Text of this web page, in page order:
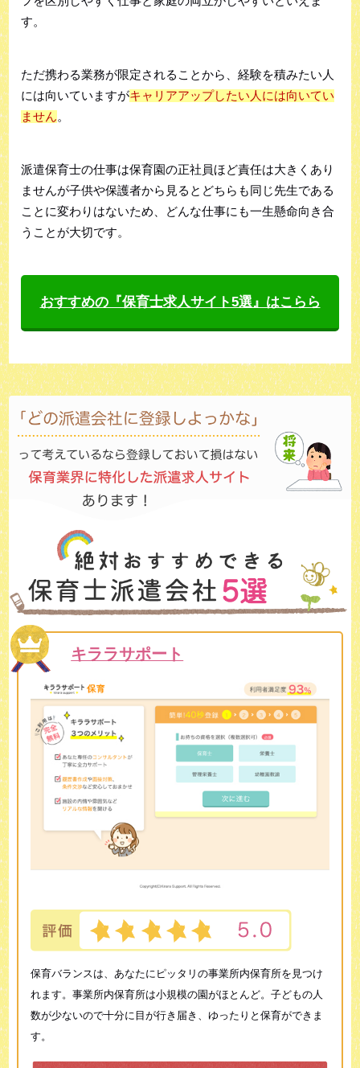
す。
ただ携わる業務が限定されることから、経験を積みたい人
には向いていますがキャリアアップしたい人には向いてい
ません。
派遣保育士の仕事は保育園の正社員ほど責任は大きくあり
ませんが子供や保護者から見るとどちらも同じ先生である
ことに変わりはないため、どんな仕事にも一生懸命向き合
うことが大切です。
おすすめの『保育士求人サイト5選』はこらら
キララサポート
保育バランスは、あなたにピッタリの事業所内保育所を見つけ
れます。事業所内保育所は小規模の園がほとんど。子どもの人
数が少ないので十分に目が行き届き、ゆったりと保育ができま
す。